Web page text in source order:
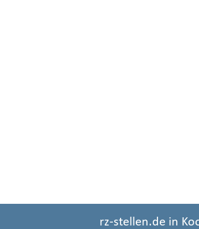
rz-stellen.de in